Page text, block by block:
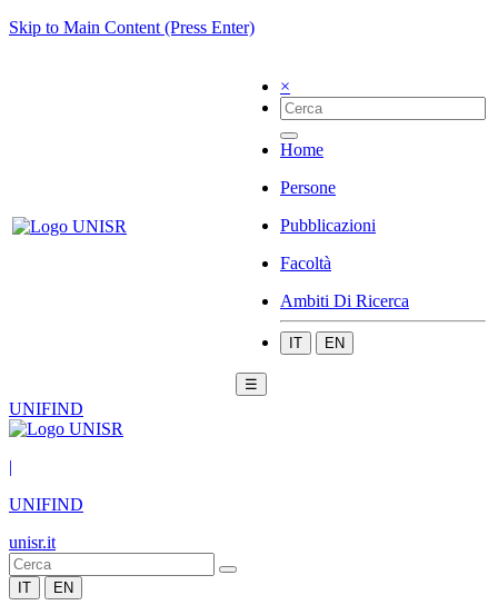
Skip to Main Content (Press Enter)
×
Home
Persone
Pubblicazioni
Facoltà
Ambiti Di Ricerca
IT EN
☰
UNIFIND
|
UNIFIND
unisr.it
IT EN